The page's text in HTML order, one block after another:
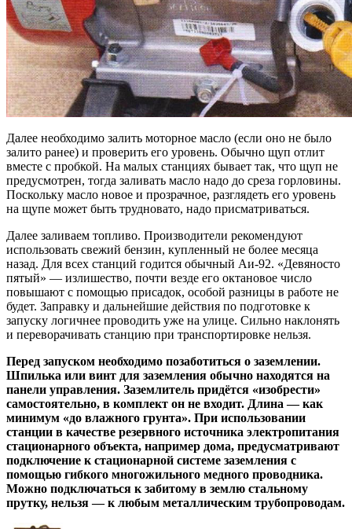
Далее необходимо залить моторное масло (если оно не было
залито ранее) и проверить его уровень. Обычно щуп отлит
вместе с пробкой. На малых станциях бывает так, что щуп не
предусмотрен, тогда заливать масло надо до среза горловины.
Поскольку масло новое и прозрачное, разглядеть его уровень
на щупе может быть трудновато, надо присматриваться.
Далее заливаем топливо. Производители рекомендуют
использовать свежий бензин, купленный не более месяца
назад. Для всех станций годится обычный Аи-92. «Девяносто
пятый» — излишество, почти везде его октановое число
повышают с помощью присадок, особой разницы в работе не
будет. Заправку и дальнейшие действия по подготовке к
запуску логичнее проводить уже на улице. Сильно наклонять
и переворачивать станцию при транспортировке нельзя.
Перед запуском необходимо позаботиться о заземлении.
Шпилька или винт для заземления обычно находятся на
панели управления. Заземлитель придётся «изобрести»
самостоятельно, в комплект он не входит. Длина — как
минимум «до влажного грунта». При использовании
станции в качестве резервного источника электропитания
стационарного объекта, например дома, предусматривают
подключение к стационарной системе заземления с
помощью гибкого многожильного медного проводника.
Можно подключаться к забитому в землю стальному
прутку, нельзя — к любым металлическим трубопроводам.